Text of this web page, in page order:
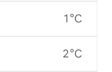
1 °C
2 °C